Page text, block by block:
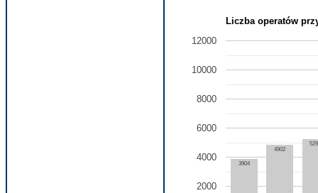
Liczba operatów
2000
4000
6000
8000
10000
12000
3904
4902